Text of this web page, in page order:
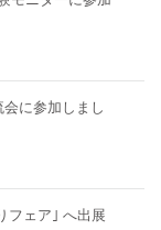
に参加しまし
フェア｣ へ出展